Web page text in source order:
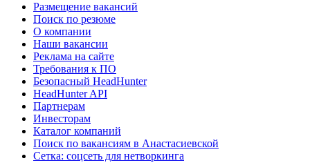
Размещение вакансий
Поиск по резюме
О компании
Наши вакансии
Реклама на сайте
Требования к ПО
Безопасный HeadHunter
HeadHunter API
Партнерам
Инвесторам
Каталог компаний
Поиск по вакансиям в Анастасиевской
Сетка: соцсеть для нетворкинга